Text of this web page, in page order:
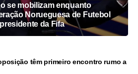
se mobilizam enquanto
Norueguesa de Futebol
da Fifa
têm primeiro encontro rumo a